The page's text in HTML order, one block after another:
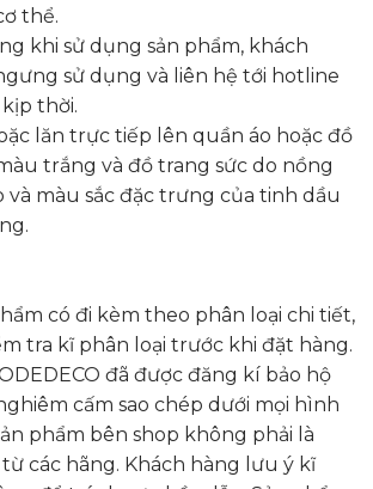
thể.
khi sử dụng sản phẩm, khách
sử dụng và liên hệ tới hotline
thời.
lăn trực tiếp lên quần áo hoặc đồ
trắng và đồ trang sức do nồng
và màu sắc đặc trưng của tinh dầu
có đi kèm theo phân loại chi tiết,
tra kĩ phân loại trước khi đặt hàng.
đã được đăng kí bảo hộ
cấm sao chép dưới mọi hình
phẩm bên shop không phải là
các hãng. Khách hàng lưu ý kĩ